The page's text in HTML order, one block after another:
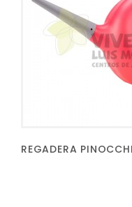
REGADERA